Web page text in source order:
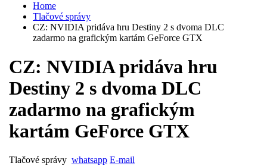
Home
Tlačové správy
CZ: NVIDIA pridáva hru Destiny 2 s dvoma DLC
zadarmo na grafickým kartám GeForce GTX
CZ: NVIDIA pridáva hru
Destiny 2 s dvoma DLC
zadarmo na grafickým
kartám GeForce GTX
Tlačové správy whatsapp E-mail